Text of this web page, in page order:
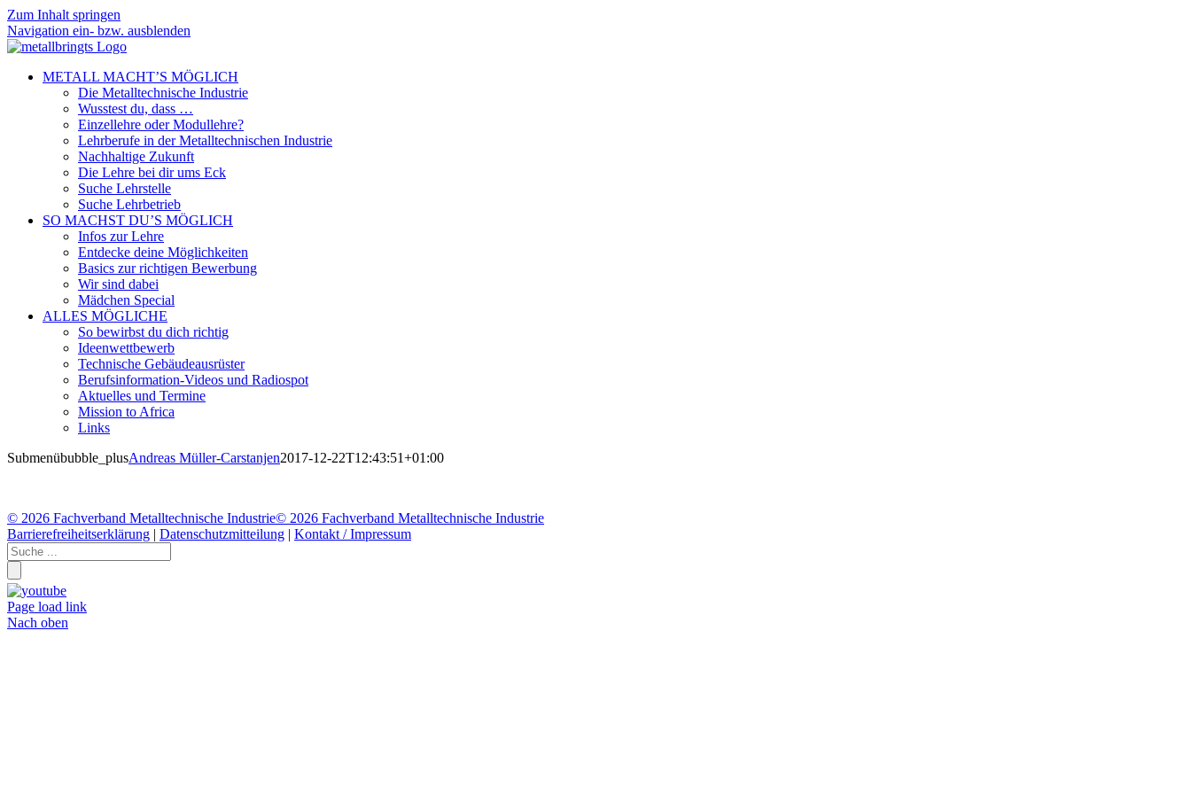
Zum Inhalt springen
Navigation ein- bzw. ausblenden
METALL MACHT’S MÖGLICH
Die Metalltechnische Industrie
Wusstest du, dass …
Einzellehre oder Modullehre?
Lehrberufe in der Metalltechnischen Industrie
Nachhaltige Zukunft
Die Lehre bei dir ums Eck
Suche Lehrstelle
Suche Lehrbetrieb
SO MACHST DU’S MÖGLICH
Infos zur Lehre
Entdecke deine Möglichkeiten
Basics zur richtigen Bewerbung
Wir sind dabei
Mädchen Special
ALLES MÖGLICHE
So bewirbst du dich richtig
Ideenwettbewerb
Technische Gebäudeausrüster
Berufsinformation-Videos und Radiospot
Aktuelles und Termine
Mission to Africa
Links
Submenübubble_plusAndreas Müller-Carstanjen2017-12-22T12:43:51+01:00
© 2026 Fachverband Metalltechnische Industrie© 2026 Fachverband Metalltechnische Industrie
Barrierefreiheitserklärung | Datenschutzmitteilung | Kontakt / Impressum
Page load link
Nach oben